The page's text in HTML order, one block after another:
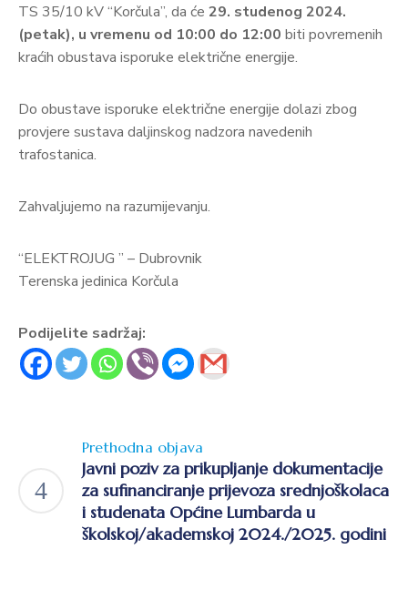
TS 35/10 kV “Korčula”, da će 29. studenog 2024.
(petak), u vremenu od 10:00 do 12:00 biti povremenih
kraćih obustava isporuke električne energije.
Do obustave isporuke električne energije dolazi zbog
provjere sustava daljinskog nadzora navedenih
trafostanica.
Zahvaljujemo na razumijevanju.
“ELEKTROJUG ” – Dubrovnik
Terenska jedinica Korčula
Podijelite sadržaj:
Prethodna objava
Javni poziv za prikupljanje dokumentacije
za sufinanciranje prijevoza srednjoškolaca
i studenata Općine Lumbarda u
školskoj/akademskoj 2024./2025. godini